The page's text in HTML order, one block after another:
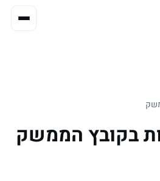
בקובץ הממשק